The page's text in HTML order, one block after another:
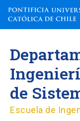
contenido
de
Escuela de